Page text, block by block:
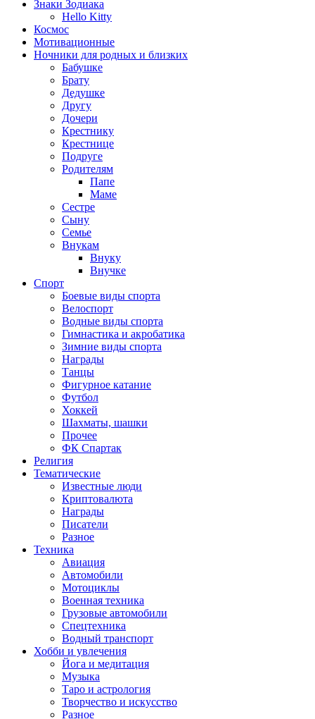
Знаки Зодиака
Hello Kitty
Космос
Мотивационные
Ночники для родных и близких
Бабушке
Брату
Дедушке
Другу
Дочери
Крестнику
Крестнице
Подруге
Родителям
Папе
Маме
Сестре
Сыну
Семье
Внукам
Внуку
Внучке
Спорт
Боевые виды спорта
Велоспорт
Водные виды спорта
Гимнастика и акробатика
Зимние виды спорта
Награды
Танцы
Фигурное катание
Футбол
Хоккей
Шахматы, шашки
Прочее
ФК Спартак
Религия
Тематические
Известные люди
Криптовалюта
Награды
Писатели
Разное
Техника
Авиация
Автомобили
Мотоциклы
Военная техника
Грузовые автомобили
Спецтехника
Водный транспорт
Хобби и увлечения
Йога и медитация
Музыка
Таро и астрология
Творчество и искусство
Разное